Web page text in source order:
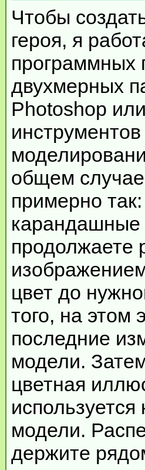
Чтобы
героя, я
программных
двухмерных
Photoshop
общем
примерно
карандашные
продолжаете
цвет до
того, на этом
последние
модели.
цветная
модели.
держите